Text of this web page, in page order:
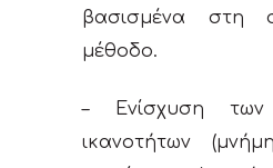
βασισμένα στη
μέθοδο.
– Ενίσχυση των
ικανοτήτων